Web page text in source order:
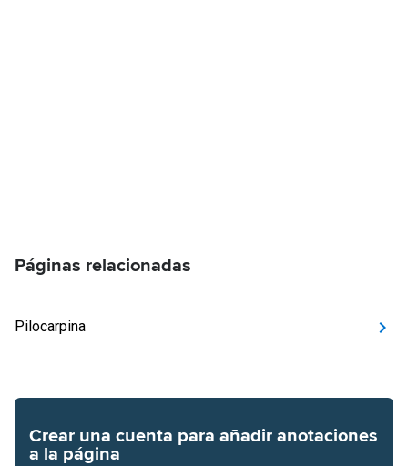
Páginas relacionadas
Pilocarpina
Crear una cuenta para añadir anotaciones
a la página